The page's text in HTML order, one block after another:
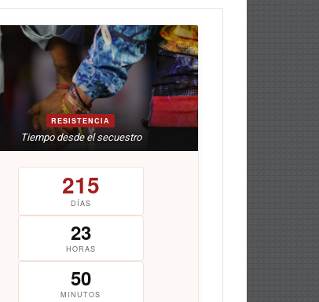
RESISTENCIA
Tiempo desde el secuestro
215
DÍAS
23
HORAS
50
MINUTOS